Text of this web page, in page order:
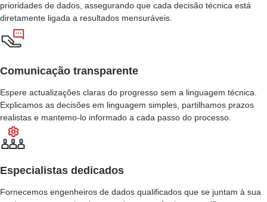
prioridades de dados, assegurando que cada decisão técnica está
diretamente ligada a resultados mensuráveis.
Comunicação transparente
Espere actualizações claras do progresso sem a linguagem técnica.
Explicamos as decisões em linguagem simples, partilhamos prazos
realistas e mantemo-lo informado a cada passo do processo.
Especialistas dedicados
Fornecemos engenheiros de dados qualificados que se juntam à sua